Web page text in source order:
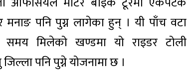
पनि पुग्न लागेका हुन् । यी पाँच वटा
समय मिलेको खण्डमा यो राइडर टोली
पनि पुग्ने योजनामा छ ।